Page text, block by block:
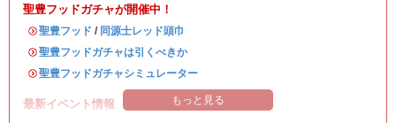
聖豊フッドガチャが開催中！
・聖豊フッド / 同源士レッド頭巾
・聖豊フッドガチャは引くべきか
・聖豊フッドガチャシミュレーター
最新イベント情報 もっと見る